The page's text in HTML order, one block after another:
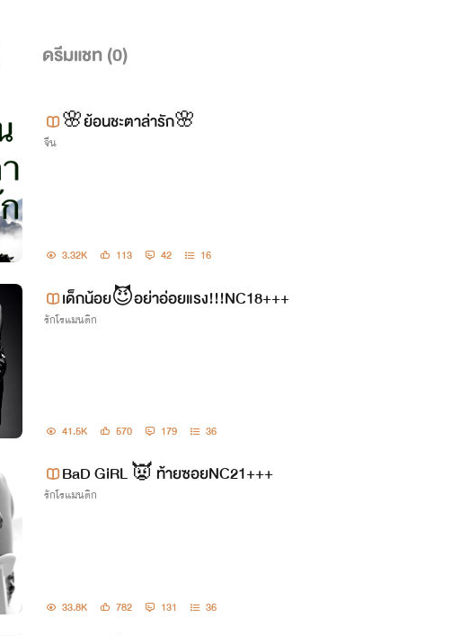
ดรีมแชท (0)
🌸ย้อนชะตาล่ารัก🌸
จีน
3.32K 113 42 16
เด็กน้อย😈อย่าอ่อยแรง!!!NC18+++
รักโรแมนติก
41.5K 570 179 36
BaD GiRL 👿 ท้ายซอยNC21+++
รักโรแมนติก
33.8K 782 131 36